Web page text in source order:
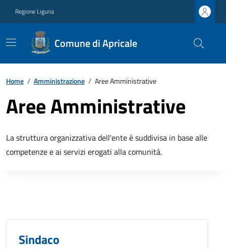
Regione Liguria
Comune di Apricale
Home / Amministrazione / Aree Amministrative
Aree Amministrative
La struttura organizzativa dell'ente è suddivisa in base alle
competenze e ai servizi erogati alla comunità.
Sindaco